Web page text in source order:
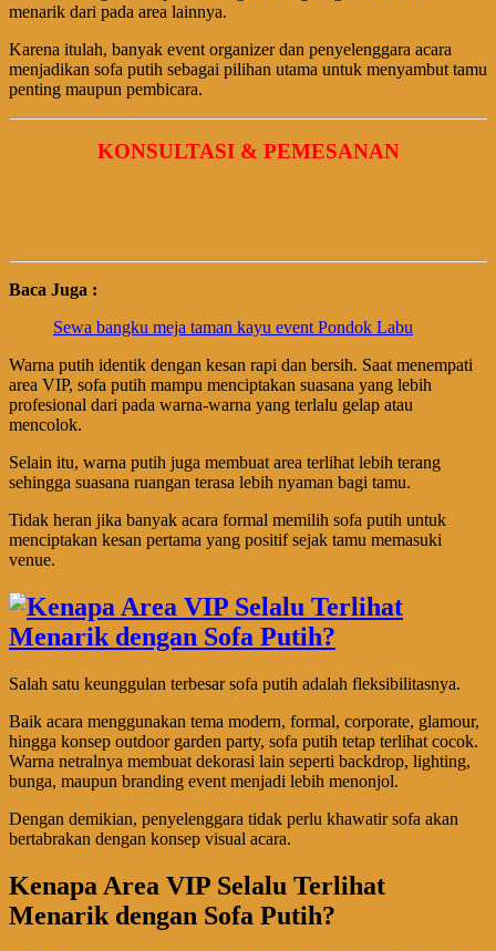
menarik dari pada area lainnya.
Karena itulah, banyak event organizer dan penyelenggara acara
menjadikan sofa putih sebagai pilihan utama untuk menyambut tamu
penting maupun pembicara.
KONSULTASI & PEMESANAN
Baca Juga :
Sewa bangku meja taman kayu event Pondok Labu
Warna putih identik dengan kesan rapi dan bersih. Saat menempati
area VIP, sofa putih mampu menciptakan suasana yang lebih
profesional dari pada warna-warna yang terlalu gelap atau
mencolok.
Selain itu, warna putih juga membuat area terlihat lebih terang
sehingga suasana ruangan terasa lebih nyaman bagi tamu.
Tidak heran jika banyak acara formal memilih sofa putih untuk
menciptakan kesan pertama yang positif sejak tamu memasuki
venue.
Salah satu keunggulan terbesar sofa putih adalah fleksibilitasnya.
Baik acara menggunakan tema modern, formal, corporate, glamour,
hingga konsep outdoor garden party, sofa putih tetap terlihat cocok.
Warna netralnya membuat dekorasi lain seperti backdrop, lighting,
bunga, maupun branding event menjadi lebih menonjol.
Dengan demikian, penyelenggara tidak perlu khawatir sofa akan
bertabrakan dengan konsep visual acara.
Kenapa Area VIP Selalu Terlihat
Menarik dengan Sofa Putih?